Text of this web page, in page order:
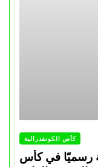
كأس الكونفدرالية
رسميًا في كأس